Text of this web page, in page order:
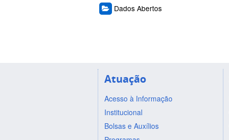
Dados Abertos
Atuação
Acesso à Informação
Institucional
Bolsas e Auxílios